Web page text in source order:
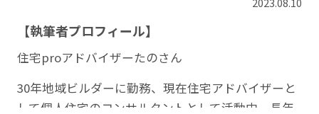
【執筆者プロフィール】
住宅proアドバイザーたのさん
30年地域ビルダーに勤務、現在住宅アドバイザーと
して個人住宅のコンサルタントとして活動中。長年